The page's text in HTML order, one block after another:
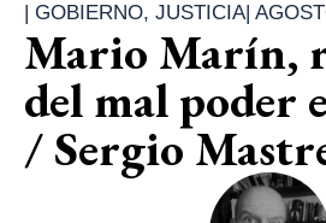
| GOBIERNO, JUSTICIA|
Mario Marín,
del mal poder
/ Sergio